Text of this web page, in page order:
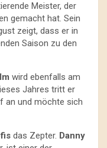
Meister, der
gemacht hat. Sein
zeigt, dass er in
Saison zu den
wird ebenfalls am
Jahres tritt er
an und möchte sich
das Zepter. Danny